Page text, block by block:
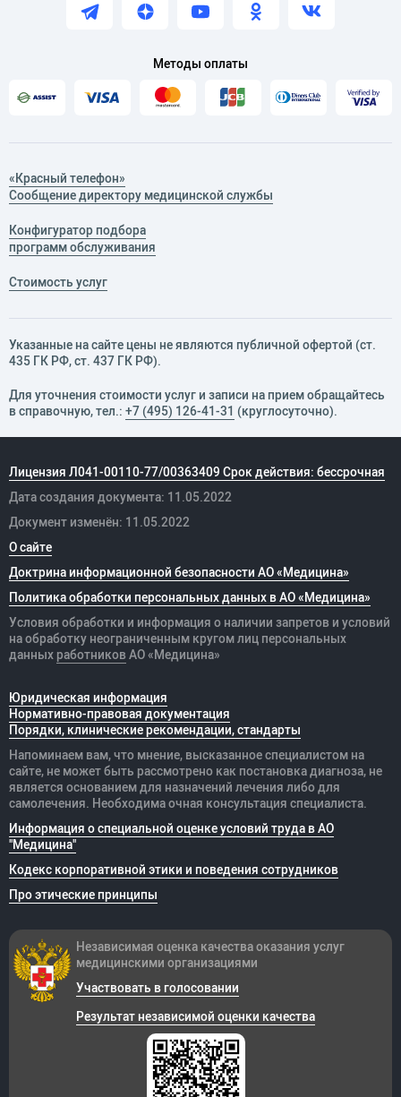
Методы оплаты
«Красный телефон»
Сообщение директору медицинской службы
Конфигуратор подбора
программ обслуживания
Стоимость услуг
Указанные на сайте цены не являются публичной офертой (ст.
435 ГК РФ, cт. 437 ГК РФ).
Для уточнения стоимости услуг и записи на прием обращайтесь
в справочную, тел.: +7 (495) 126-41-31 (круглосуточно).
Лицензия Л041-00110-77/00363409 Срок действия: бессрочная
Дата создания документа: 11.05.2022
Документ изменён: 11.05.2022
О сайте
Доктрина информационной безопасности АО «Медицина»
Политика обработки персональных данных в АО «Медицина»
Условия обработки и информация о наличии запретов и условий
на обработку неограниченным кругом лиц персональных
данных работников АО «Медицина»
Юридическая информация
Нормативно-правовая документация
Порядки, клинические рекомендации, стандарты
Напоминаем вам, что мнение, высказанное специалистом на
сайте, не может быть рассмотрено как постановка диагноза, не
является основанием для назначений лечения либо для
самолечения. Необходима очная консультация специалиста.
Информация о специальной оценке условий труда в АО
"Медицина"
Кодекс корпоративной этики и поведения сотрудников
Про этические принципы
Независимая оценка качества оказания услуг
медицинскими организациями
Участвовать в голосовании
Результат независимой оценки качества